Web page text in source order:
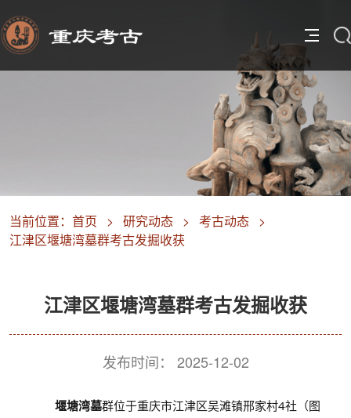
当前位置： 首页 > 研究动态 > 考古动态 >
江津区堰塘湾墓群考古发掘收获
江津区堰塘湾墓群考古发掘收获
发布时间： 2025-12-02
堰塘湾墓群位于重庆市江津区吴滩镇邢家村4社（图